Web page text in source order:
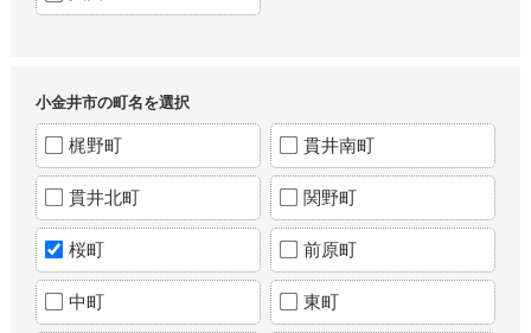
小金井市の町名を選択
梶野町 貫井南町
貫井北町 関野町
桜町 前原町
中町 東町